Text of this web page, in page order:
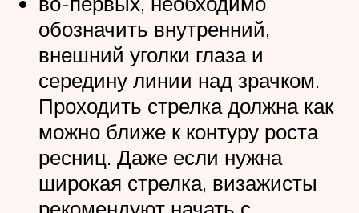
обозначить внутренний,
внешний уголки глаза и
середину линии над зрачком.
Проходить стрелка должна как
можно ближе к контуру роста
ресниц. Даже если нужна
широкая стрелка, визажисты
рекомендуют начать с